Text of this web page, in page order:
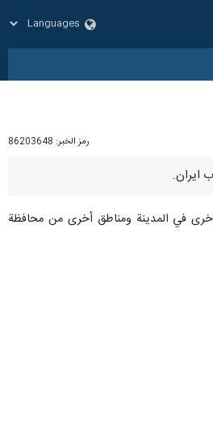
رمز الخبر: 86203648
في المدينة ومناطق أخرى من محافظة